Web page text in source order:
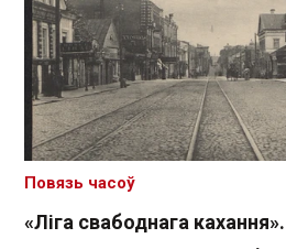
«Ліга свабоднага
Повязь часоў